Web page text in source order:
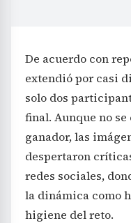
De acuerdo con
extendió por casi
solo dos
final. Aunque no
ganador, las
despertaron
redes sociales,
la dinámica como
higiene del reto.